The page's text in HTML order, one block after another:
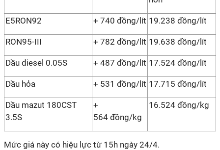
E5RON92 + 740 đồng/lít 19.238 đồng/lít
RON95-III + 782 đồng/lít 19.638 đồng/lít
Dầu diesel 0.05S + 487 đồng/lít 17.524 đồng/lít
Dầu hỏa + 531 đồng/lít 17.715 đồng/lít
Dầu mazut 180CST
3.5S
+
564 đồng/kg
16.524 đồng/kg
Mức giá này có hiệu lực từ 15h ngày 24/4.